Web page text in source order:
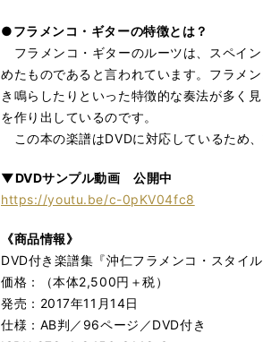
●フラメンコ・ギターの特徴とは？
フラメンコ・ギターのルーツは、スペイ
めたものであると言われています。フラメ
き鳴らしたりといった特徴的な奏法が多く
を作り出しているのです。
この本の楽譜はDVDに対応しているため
▼DVDサンプル動画 公開中
https://youtu.be/c-0pKV04fc8
《商品情報》
DVD付き楽譜集『沖仁フラメンコ・スタイル
価格：（本体2,500円＋税）
発売：2017年11月14日
仕様：AB判／96ページ／DVD付き